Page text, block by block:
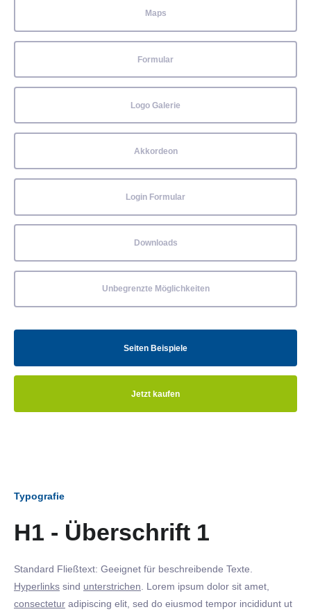
Maps
Formular
Logo Galerie
Akkordeon
Login Formular
Downloads
Unbegrenzte Möglichkeiten
Seiten Beispiele
Jetzt kaufen
Typografie
H1 - Überschrift 1
Standard Fließtext: Geeignet für beschreibende Texte.
Hyperlinks sind unterstrichen . Lorem ipsum dolor sit amet,
consectetur adipiscing elit, sed do eiusmod tempor incididunt ut